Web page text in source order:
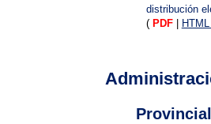
distribución
( PDF
Provincial